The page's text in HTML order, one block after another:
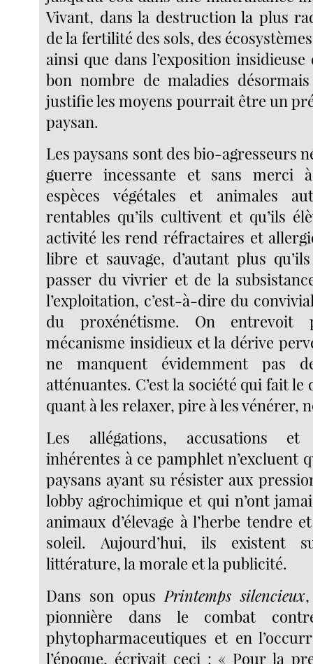
Vivant, dans la destruction la plus
de la fertilité des sols, des
ainsi que dans l’exposition
bon nombre de maladies
justifie les moyens pourrait être un
paysan.
Les paysans sont des bio-agresseurs
guerre incessante et sans merci
espèces végétales et animales
rentables qu’ils cultivent et qu’ils
activité les rend réfractaires et
libre et sauvage, d’autant plus
passer du vivrier et de la
l’exploitation, c’est-à-dire du
du proxénétisme. On entrevoit
mécanisme insidieux et la dérive
ne manquent évidemment pas
atténuantes. C’est la société qui fait
quant à les relaxer, pire à les vénérer,
Les allégations, accusations et
inhérentes à ce pamphlet n’excluent
paysans ayant su résister aux
lobby agrochimique et qui n’ont
animaux d’élevage à l’herbe tendre
soleil. Aujourd’hui, ils existent
littérature, la morale et la publicité.
Dans son opus Printemps silencieux
pionnière dans le combat
phytopharmaceutiques et en
l’époque, écrivait ceci : « Pour la